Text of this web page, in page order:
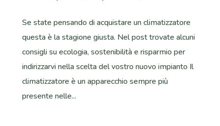
Se state pensando di acquistare un climatizzatore
questa è la stagione giusta. Nel post trovate alcuni
consigli su ecologia, sostenibilità e risparmio per
indirizzarvi nella scelta del vostro nuovo impianto Il
climatizzatore è un apparecchio sempre più
presente nelle...